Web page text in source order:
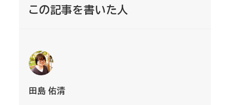
この記事を書いた人
田島 佑清